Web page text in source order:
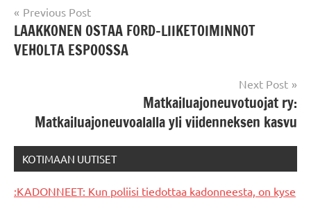
Post
navigation
Previous Post
LAAKKONEN OSTAA FORD-LIIKETOIMINNOT
VEHOLTA ESPOOSSA
Next Post
Matkailuajoneuvotuojat ry:
Matkailuajoneuvoalalla yli viidenneksen kasvu
KOTIMAAN UUTISET
:KADONNEET: Kun poliisi tiedottaa kadonneesta, on kyse